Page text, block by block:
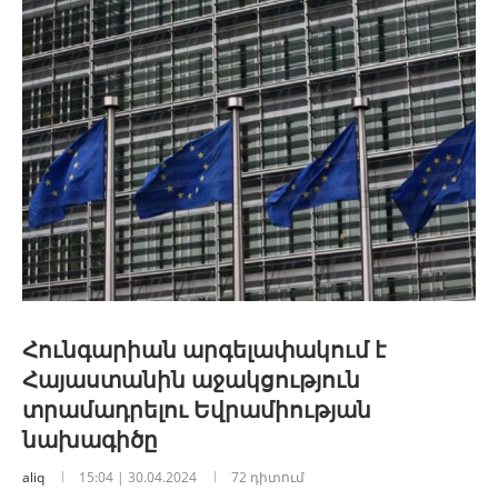
Հունգարիան արգելափակում է
Հայաստանին աջակցություն
տրամադրելու Եվրամիության
նախագիծը
aliq 15:04 | 30.04.2024 72 դիտում